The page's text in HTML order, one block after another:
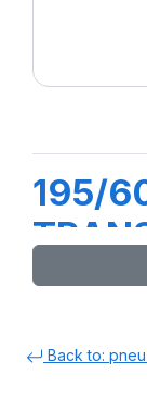
195/
Back to: